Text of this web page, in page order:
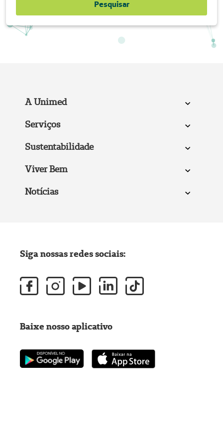
Pesquisar
A Unimed
Serviços
Sustentabilidade
Viver Bem
Notícias
Siga nossas redes sociais:
Baixe nosso aplicativo